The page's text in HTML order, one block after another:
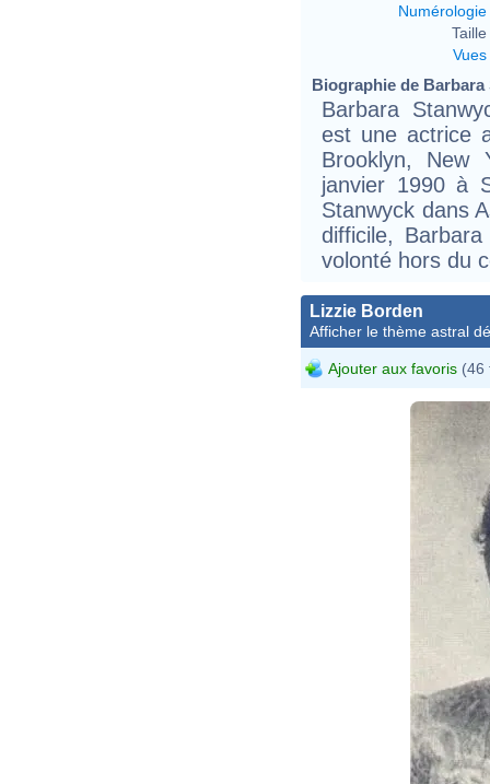
Numérologie
Taille
Vues
Biographie de
Barbara
est une actrice
Brooklyn, New
janvier 1990 à
Stanwyck dans
difficile,
volonté hors du
Lizzie Borden
Afficher le thème astral
Ajouter aux favoris (46